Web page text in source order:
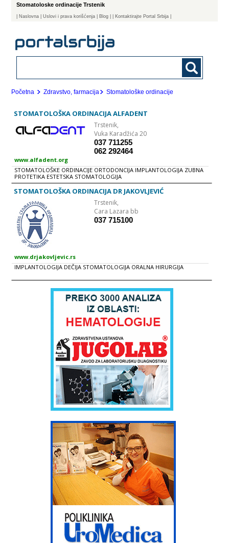
Stomatoloske ordinacije Trstenik
Naslovna | Uslovi i prava korišćenja Blog | Kontaktirajte Portal Srbija |
Početna Zdravstvo, farmacija Stomatološke ordinacije
STOMATOLOŠKA ORDINACIJA ALFADENT
Trstenik,
Vuka Karadžića 20
037 711255
062 292464
www.alfadent.org
STOMATOLOŠKE ORDINACIJE ORTODONCIJA IMPLANTOLOGIJA ZUBNA
PROTETIKA ESTETSKA STOMATOLOGIJA
STOMATOLOŠKA ORDINACIJA DR JAKOVLJEVIĆ
Trstenik,
Cara Lazara bb
037 715100
www.drjakovljevic.rs
IMPLANTOLOGIJA DEČIJA STOMATOLOGIJA ORALNA HIRURGIJA